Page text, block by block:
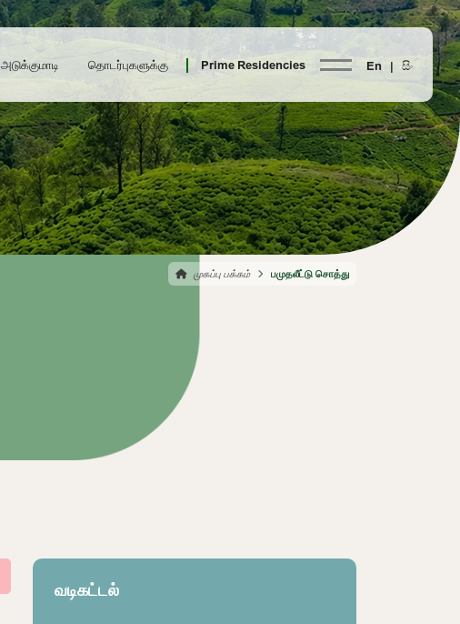
அடுக்குமாடி தொடர்புகளுக்கு Prime Residencies En |සිං
முகப்பு பக்கம் பமுதலீட்டு சொத்து
வடிகட்டல்